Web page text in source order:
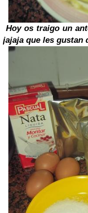
Hoy os traigo un
jajaja que les gustan